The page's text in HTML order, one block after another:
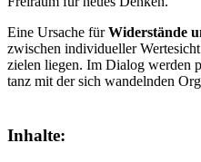
Eine Ursache fürWiderstände
zwischen individueller
zielen liegen. Im Dialog werden
tanz mit der sich wandelnden
Inhalte: